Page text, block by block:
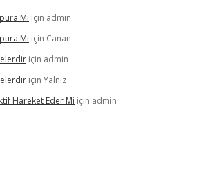
Mı için admin
Mı için Canan
için admin
için Yalnız
Hareket Eder Mi için admin